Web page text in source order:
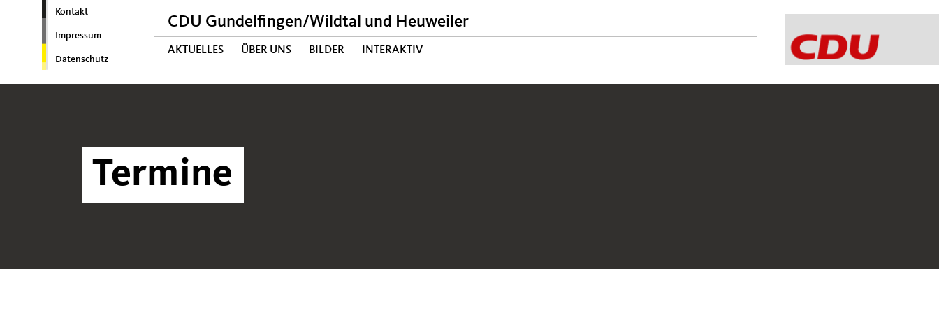
Kontakt
Impressum
Datenschutz
CDU Gundelfingen/Wildtal und Heuweiler
AKTUELLES ÜBER UNS BILDER INTERAKTIV
Termine